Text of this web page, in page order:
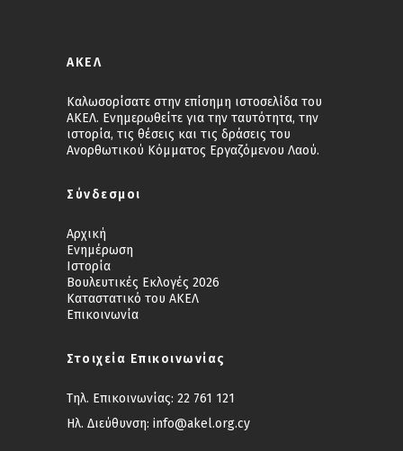
ΑΚΕΛ
Καλωσορίσατε στην επίσημη ιστοσελίδα του
ΑΚΕΛ. Ενημερωθείτε για την ταυτότητα, την
ιστορία, τις θέσεις και τις δράσεις του
Ανορθωτικού Κόμματος Εργαζόμενου Λαού.
Σύνδεσμοι
Αρχική
Ενημέρωση
Ιστορία
Βουλευτικές Εκλογές 2026
Καταστατικό του ΑΚΕΛ
Επικοινωνία
Στοιχεία Επικοινωνίας
Τηλ. Επικοινωνίας: 22 761 121
Ηλ. Διεύθυνση: info@akel.org.cy